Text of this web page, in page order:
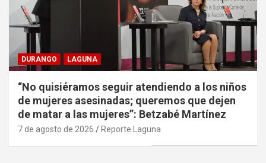
DURANGO LAGUNA
“No quisiéramos seguir atendiendo a los niños
de mujeres asesinadas; queremos que dejen
de matar a las mujeres”: Betzabé Martínez
7 de agosto de 2026 Reporte Laguna